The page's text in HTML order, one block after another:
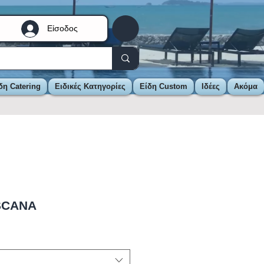
Είσοδος
Catering Ειδικές Κατηγορίες Είδη Custom Ιδέες Ακόμα